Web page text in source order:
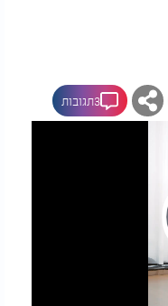
3תגובות